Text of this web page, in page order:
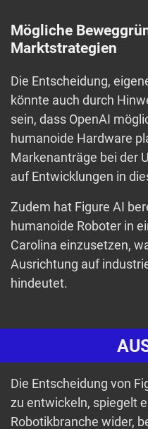
Mögliche
Marktstrategien
Die Entscheidung,
könnte auch durch
sein, dass OpenAI
humanoide Hardware
Markenanträge bei der
auf Entwicklungen in
Zudem hat Figure AI
humanoide Roboter in
Carolina einzusetzen,
Ausrichtung auf
hindeutet.
Die Entscheidung von
zu entwickeln, spiegelt
Robotikbranche wider,